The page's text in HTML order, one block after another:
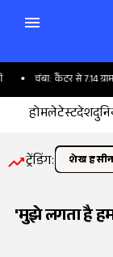
चंबा: कैंटर से 7.14 ग्राम
होमलेटेस्टदेश
ट्रेंडिंग: शेख
'मुझे लगता है